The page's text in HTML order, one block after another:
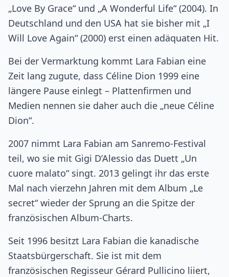
„Love By Grace“ und „A Wonderful Life“ (2004). In
Deutschland und den USA hat sie bisher mit „I
Will Love Again“ (2000) erst einen adäquaten Hit.
Bei der Vermarktung kommt Lara Fabian eine
Zeit lang zugute, dass Céline Dion 1999 eine
längere Pause einlegt – Plattenfirmen und
Medien nennen sie daher auch die „neue Céline
Dion“.
2007 nimmt Lara Fabian am Sanremo-Festival
teil, wo sie mit Gigi D’Alessio das Duett „Un
cuore malato“ singt. 2013 gelingt ihr das erste
Mal nach vierzehn Jahren mit dem Album „Le
secret“ wieder der Sprung an die Spitze der
französischen Album-Charts.
Seit 1996 besitzt Lara Fabian die kanadische
Staatsbürgerschaft. Sie ist mit dem
französischen Regisseur Gérard Pullicino liiert,